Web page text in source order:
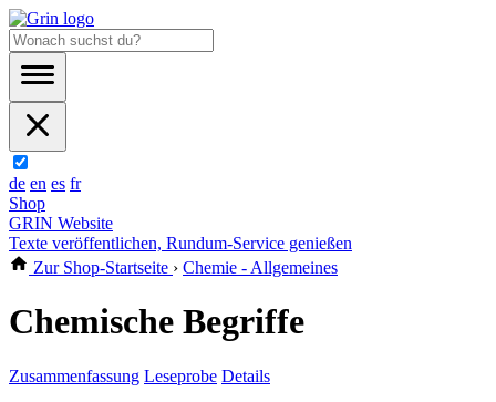
de en es fr
Shop
GRIN Website
Texte veröffentlichen, Rundum-Service genießen
Zur Shop-Startseite › Chemie - Allgemeines
Chemische Begriffe
Zusammenfassung Leseprobe Details